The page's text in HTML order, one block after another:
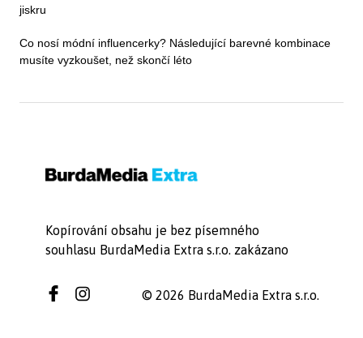
jiskru
Co nosí módní influencerky? Následující barevné kombinace
musíte vyzkoušet, než skončí léto
Kopírování obsahu je bez písemného
souhlasu BurdaMedia Extra s.r.o. zakázano
© 2026 BurdaMedia Extra s.r.o.